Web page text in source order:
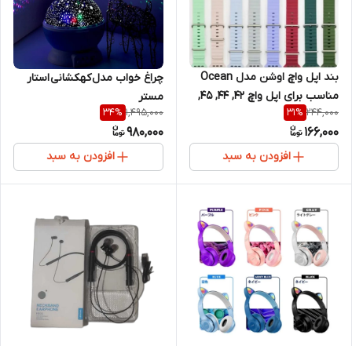
بند اپل واچ اوشن مدل Ocean
مناسب برای اپل واچ 42, 44, 45,
49 میلی متری
244,000
31%
166,000
افزودن به سبد
چراغ خواب مدل کهکشانی استار
مستر
1,495,000
34%
980,000
افزودن به سبد